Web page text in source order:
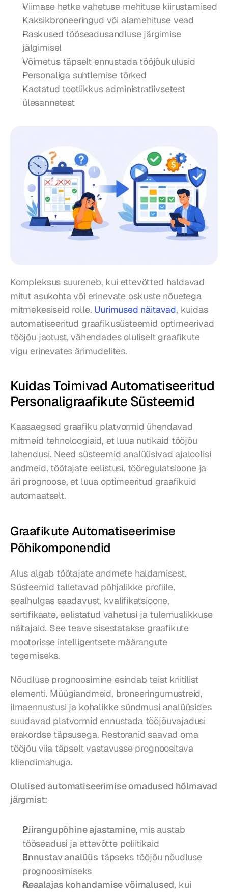
Viimase hetke vahetuse mehituse kiirustamised
Kaksikbroneeringud või alamehituse vead
Raskused tööseadusandluse järgimise
jälgimisel
Võimetus täpselt ennustada tööjõukulusid
Personaliga suhtlemise tõrked
Kaotatud tootlikkus administratiivsetest
ülesannetest
Kompleksus suureneb, kui ettevõtted haldavad
mitut asukohta või erinevate oskuste nõuetega
mitmekesiseid rolle. Uurimused näitavad, kuidas
automatiseeritud graafikusüsteemid optimeerivad
tööjõu jaotust, vähendades oluliselt graafikute
vigu erinevates ärimudelites.
Kuidas Toimivad Automatiseeritud
Personaligraafikute Süsteemid
Kaasaegsed graafiku platvormid ühendavad
mitmeid tehnoloogiaid, et luua nutikaid tööjõu
lahendusi. Need süsteemid analüüsivad ajaloolisi
andmeid, töötajate eelistusi, tööregulatsioone ja
äri prognoose, et luua optimeeritud graafikuid
automaatselt.
Graafikute Automatiseerimise
Põhikomponendid
Alus algab töötajate andmete haldamisest.
Süsteemid talletavad põhjalikke profiile,
sealhulgas saadavust, kvalifikatsioone,
sertifikaate, eelistatud vahetusi ja tulemuslikkuse
näitajaid. See teave sisestatakse graafikute
mootorisse intelligentsete määrangute
tegemiseks.
Nõudluse prognoosimine esindab teist kriitilist
elementi. Müügiandmeid, broneeringumustreid,
ilmaennustusi ja kohalikke sündmusi analüüsides
suudavad platvormid ennustada tööjõuvajadusi
erakordse täpsusega. Restoranid saavad oma
tööjõu viia täpselt vastavusse prognoositava
kliendimahuga.
Olulised automatiseerimise omadused hõlmavad
järgmist:
Piirangupõhine ajastamine, mis austab
tööseadusi ja ettevõtte poliitikaid
Ennustav analüüs täpseks tööjõu nõudluse
prognoosimiseks
Reaalajas kohandamise võimalused, kui